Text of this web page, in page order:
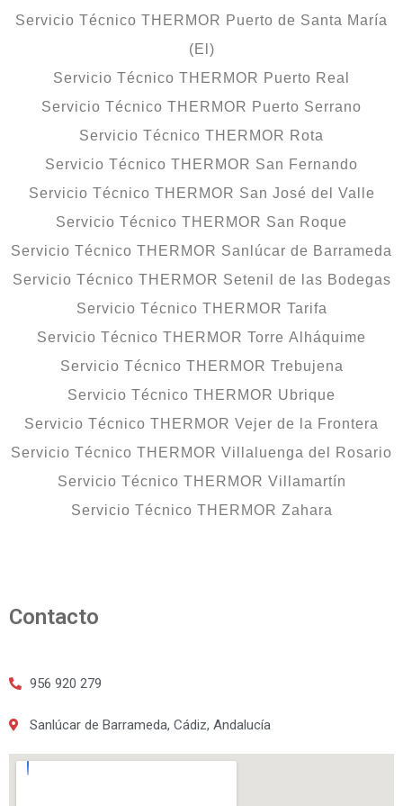
Servicio Técnico THERMOR Puerto de Santa María
(El)
Servicio Técnico THERMOR Puerto Real
Servicio Técnico THERMOR Puerto Serrano
Servicio Técnico THERMOR Rota
Servicio Técnico THERMOR San Fernando
Servicio Técnico THERMOR San José del Valle
Servicio Técnico THERMOR San Roque
Servicio Técnico THERMOR Sanlúcar de Barrameda
Servicio Técnico THERMOR Setenil de las Bodegas
Servicio Técnico THERMOR Tarifa
Servicio Técnico THERMOR Torre Alháquime
Servicio Técnico THERMOR Trebujena
Servicio Técnico THERMOR Ubrique
Servicio Técnico THERMOR Vejer de la Frontera
Servicio Técnico THERMOR Villaluenga del Rosario
Servicio Técnico THERMOR Villamartín
Servicio Técnico THERMOR Zahara
Contacto
956 920 279
Sanlúcar de Barrameda, Cádiz, Andalucía